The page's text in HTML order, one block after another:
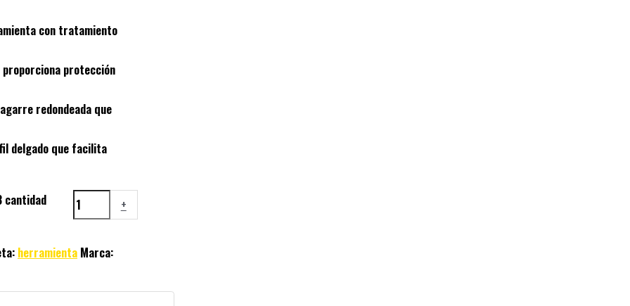
con tratamiento
proporciona protección
redondeada que
delgado que facilita
cantidad +
herramienta Marca: